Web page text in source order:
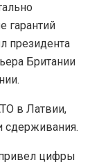
гарантий
президента
Британии
в Латвии,
сдерживания.
цифры